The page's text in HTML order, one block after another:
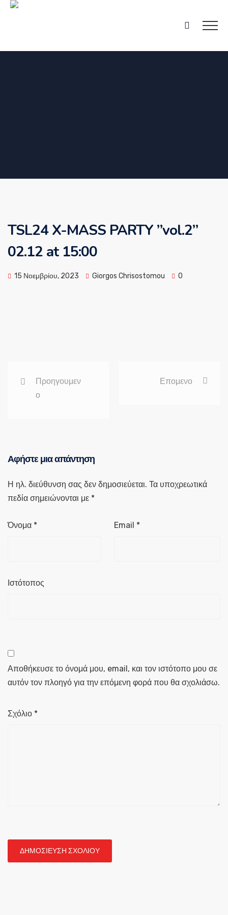
TSL24 X-MASS PARTY ”vol.2”
02.12 at 15:00
15 Νοεμβρίου, 2023 Giorgos Chrisostomou 0
Προηγουμεν
ο
Επομενο
Αφήστε μια απάντηση
Η ηλ. διεύθυνση σας δεν δημοσιεύεται. Τα υποχρεωτικά
πεδία σημειώνονται με *
Όνομα * Email *
Ιστότοπος
Αποθήκευσε το όνομά μου, email, και τον ιστότοπο μου σε
αυτόν τον πλοηγό για την επόμενη φορά που θα σχολιάσω.
Σχόλιο *